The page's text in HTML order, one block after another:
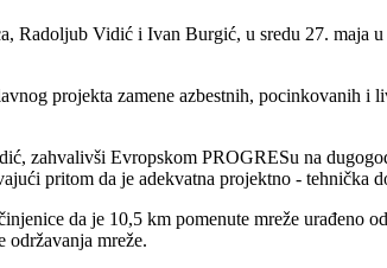
Radoljub Vidić i Ivan Burgić, u sredu 27. maja
projekta zamene azbestnih, pocinkovanih i
zahvalivši Evropskom PROGRESu na
pritom da je adekvatna projektno -
da je 10,5 km pomenute mreže
održavanja mreže.